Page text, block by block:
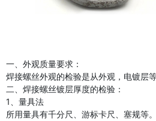
一、外观质量要求：
焊接螺丝外观的检验是从外观，电镀层
二、焊接螺丝镀层厚度的检验：
1、量具法
所用量具有千分尺、游标卡尺、塞规等。